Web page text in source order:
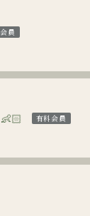
員
有料会員